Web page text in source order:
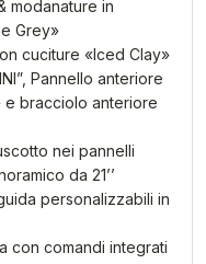
modanature in
Grey»
cuciture «Iced Clay»
Pannello anteriore
e bracciolo anteriore
nei pannelli
da 21’’
personalizzabili in
con comandi integrati